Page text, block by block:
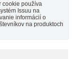
cookie používa
Issuu na
informácií o
na produktoch